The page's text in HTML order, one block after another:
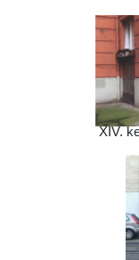
XIV.